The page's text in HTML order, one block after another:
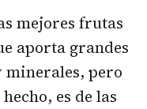
mejores frutas
aporta grandes
minerales, pero
es de las